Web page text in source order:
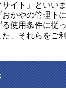
イト」といい
かやの管理下
使用条件に従
、それらをご